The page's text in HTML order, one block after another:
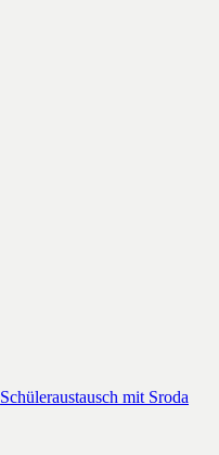
Schüleraustausch mit Sroda